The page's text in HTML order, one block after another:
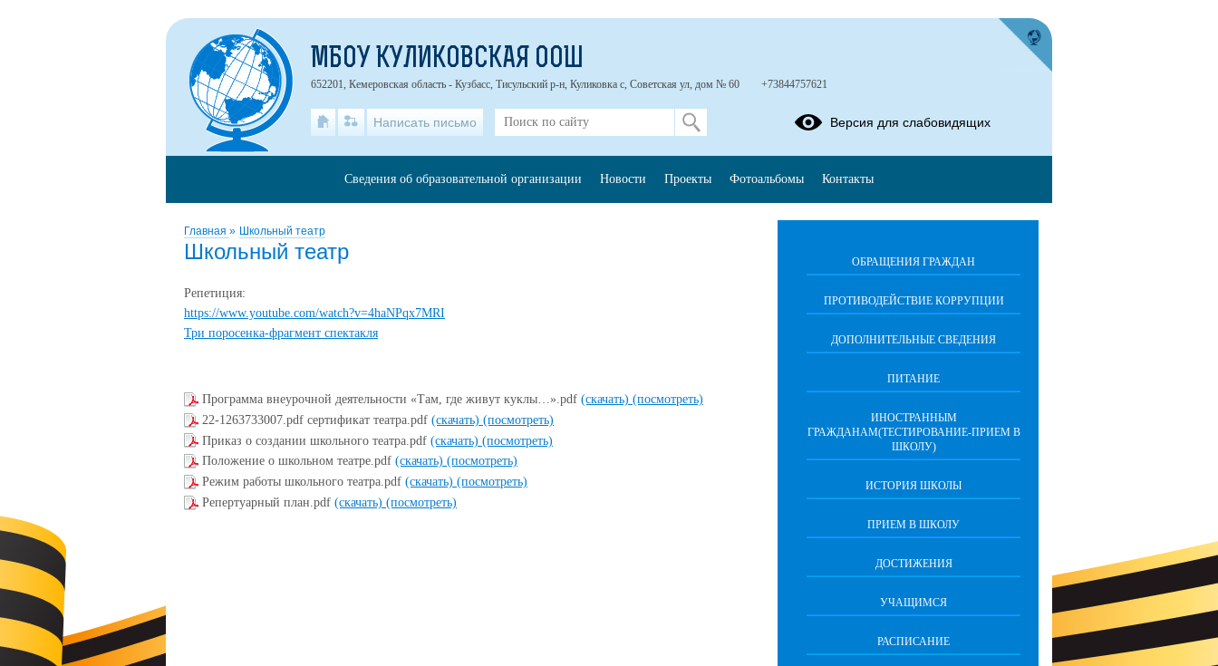
Главная » Школьный театр
Школьный театр
Репетиция:
https://www.youtube.com/watch?v=4haNPqx7MRI
Три поросенка-фрагмент спектакля
Программа внеурочной деятельности «Там, где живут куклы…».pdf (скачать) (посмотреть)
22-1263733007.pdf сертификат театра.pdf (скачать) (посмотреть)
Приказ о создании школьного театра.pdf (скачать) (посмотреть)
Положение о школьном театре.pdf (скачать) (посмотреть)
Режим работы школьного театра.pdf (скачать) (посмотреть)
Репертуарный план.pdf (скачать) (посмотреть)
ОБРАЩЕНИЯ ГРАЖДАН
ПРОТИВОДЕЙСТВИЕ КОРРУПЦИИ
ДОПОЛНИТЕЛЬНЫЕ СВЕДЕНИЯ
ПИТАНИЕ
ИНОСТРАННЫМ
ГРАЖДАНАМ(ТЕСТИРОВАНИЕ-ПРИЕМ В
ШКОЛУ)
ИСТОРИЯ ШКОЛЫ
ПРИЕМ В ШКОЛУ
ДОСТИЖЕНИЯ
УЧАЩИМСЯ
РАСПИСАНИЕ
МБОУ КУЛИКОВСКАЯ ООШ
652201, Кемеровская область - Кузбасс, Тисульский р-н, Куликовка с, Советская ул, дом № 60 +73844757621
Написать письмо Версия для слабовидящих
Сведения об образовательной организации Новости Проекты Фотоальбомы Контакты